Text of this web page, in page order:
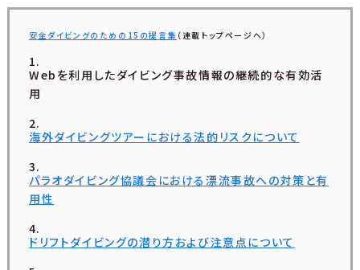
安全ダイビングのための15の提言集 （連載トップページへ）
Webを利用したダイビング事故情報の継続的な有効活
用
海外ダイビングツアーにおける法的リスクについて
パラオダイビング協議会における漂流事故への対策と有
用性
ドリフトダイビングの潜り方および注意点について